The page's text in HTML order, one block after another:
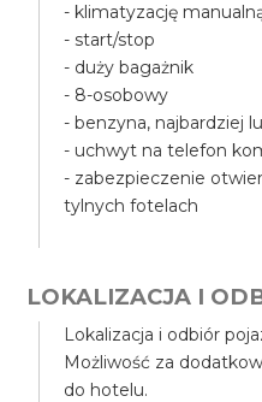
- klimatyzację
- start/stop
- duży bagażnik
- 8-osobowy
- benzyna, najbardziej
- uchwyt na telefon
- zabezpieczenie
tylnych fotelach
LOKALIZACJA I
Lokalizacja i odbiór
Możliwość za
do hotelu.